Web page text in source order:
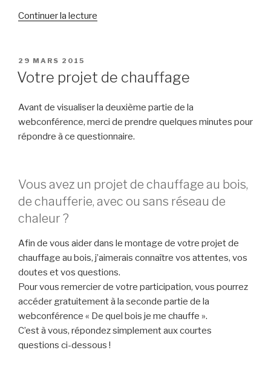
Continuer la lecture
quel
je
me
chauffe
PUBLIÉ
LE
29 MARS 2015
Votre projet de chauffage
Avant de visualiser la deuxième partie de la
webconférence, merci de prendre quelques minutes pour
répondre à ce questionnaire.
Vous avez un projet de chauffage au bois,
de chaufferie, avec ou sans réseau de
chaleur ?
Afin de vous aider dans le montage de votre projet de
chauffage au bois, j’aimerais connaître vos attentes, vos
doutes et vos questions.
Pour vous remercier de votre participation, vous pourrez
accéder gratuitement à la seconde partie de la
webconférence « De quel bois je me chauffe ».
C’est à vous, répondez simplement aux courtes
questions ci-dessous !